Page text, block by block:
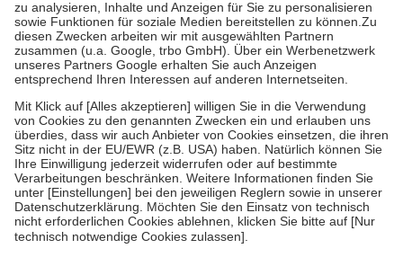
Bei Heilmitteln und häuslicher Krankenpflege beträgt die
Zuzahlung zehn Prozent der Kosten sowie zehn Euro je
Verordnung.
Um das Engagement der Versicherten für ihre eigene Gesundheit zu
stärken und die besondere Stellung der Familie zu unterstützen,
fallenkeine Zuzahlungenan bei:
• Kindern und Jugendlichen bis zum vollendeten 18. Lebensjahr
mit Ausnahme der Fahrkosten
• Untersuchungen zur Vorsorge und Früherkennung, die von der
GKV getragen werden
• empfohlenen Schutzimpfungen
• Harn- und Blutteststreifen